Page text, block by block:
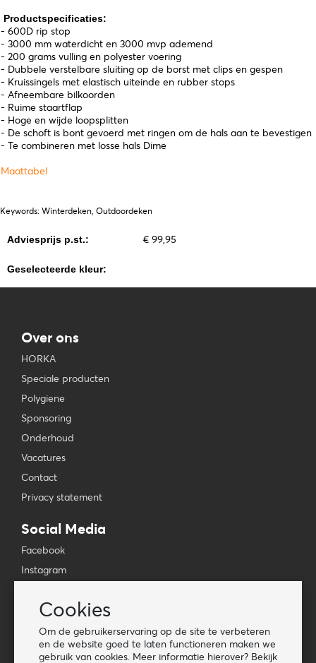
Cookies
Om de gebruikerservaring op de site te verbeteren
en de website goed te laten functioneren maken we
gebruik van cookies. Meer informatie hierover? Bekijk
Productspecificaties:
- 600D rip stop
- 3000 mm waterdicht en 3000 mvp ademend
- 200 grams vulling en polyester voering
- Dubbele verstelbare sluiting op de borst met clips en gespen
- Kruissingels met elastisch uiteinde en rubber stops
- Afneembare bilkoorden
- Ruime staartflap
- Hoge en wijde loopsplitten
- De schoft is bont gevoerd met ringen om de hals aan te bevestigen
- Te combineren met losse hals Dime
Maattabel
Keywords: Winterdeken, Outdoordeken
Adviesprijs p.st.: € 99,95
Geselecteerde kleur:
Over ons
HORKA
Speciale producten
Polygiene
Sponsoring
Onderhoud
Vacatures
Contact
Privacy statement
Social Media
Facebook
Instagram
TikTok
Tools